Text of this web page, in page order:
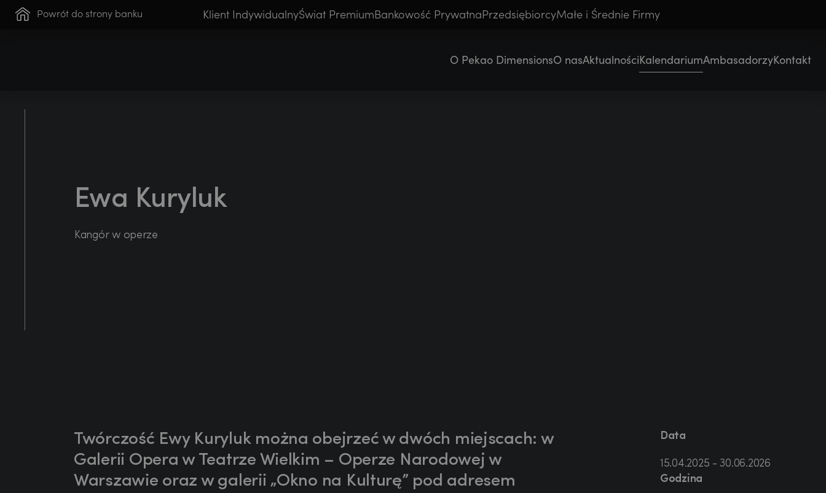
Powrót do strony banku Klient IndywidualnyŚwiat PremiumBankowość PrywatnaPrzedsiębiorcyMałe i Średnie Firmy
O Pekao DimensionsO nasAktualnościKalendariumAmbasadorzyKontakt
Ewa Kuryluk
Kangór w operze
Twórczość Ewy Kuryluk można obejrzeć w dwóch miejscach: w
Galerii Opera w Teatrze Wielkim – Operze Narodowej w
Warszawie oraz w galerii „Okno na Kulturę” pod adresem
Data
15.04.2025 - 30.06.2026
Godzina